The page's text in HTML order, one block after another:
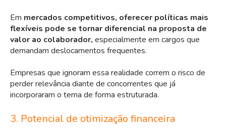
Em mercados competitivos, oferecer políticas mais
flexíveis pode se tornar diferencial na proposta de
valor ao colaborador, especialmente em cargos que
demandam deslocamentos frequentes.
Empresas que ignoram essa realidade correm o risco de
perder relevância diante de concorrentes que já
incorporaram o tema de forma estruturada.
3. Potencial de otimização financeira